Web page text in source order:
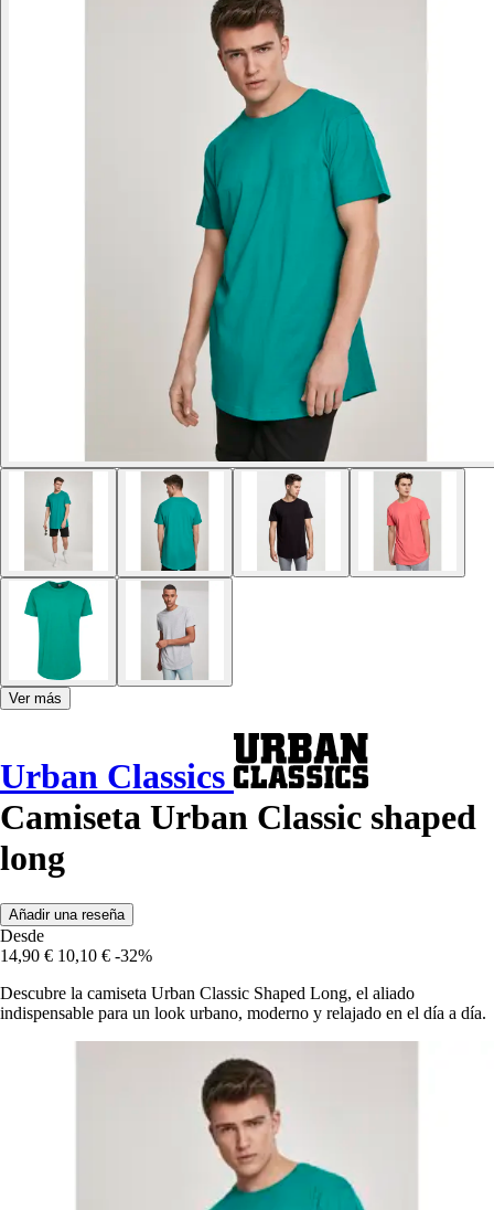
Ver más
Urban Classics
Camiseta Urban Classic shaped
long
Añadir una reseña
Desde
14,90 € 10,10 € -32%
Descubre la camiseta Urban Classic Shaped Long, el aliado
indispensable para un look urbano, moderno y relajado en el día a día.